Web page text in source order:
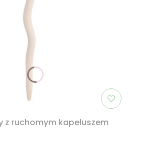
z ruchomym kapeluszem